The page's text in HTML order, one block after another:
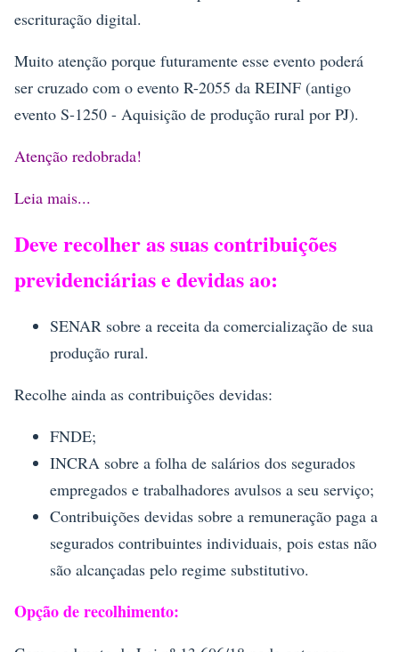
escrituração digital.
Muito atenção porque futuramente esse evento poderá
ser cruzado com o evento R-2055 da REINF (antigo
evento S-1250 - Aquisição de produção rural por PJ).
Atenção redobrada!
Leia mais...
Deve recolher as suas contribuições
previdenciárias e devidas ao:
SENAR sobre a receita da comercialização de sua
produção rural.
Recolhe ainda as contribuições devidas:
FNDE;
INCRA sobre a folha de salários dos segurados
empregados e trabalhadores avulsos a seu serviço;
Contribuições devidas sobre a remuneração paga a
segurados contribuintes individuais, pois estas não
são alcançadas pelo regime substitutivo.
Opção de recolhimento: